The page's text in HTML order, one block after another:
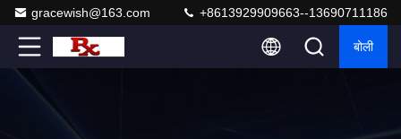
gracewish@163.com +8613929909663--13690711186
बोली